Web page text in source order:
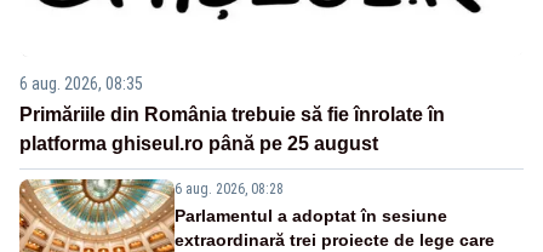
6 aug. 2026, 08:35
Primăriile din România trebuie să fie înrolate în
platforma ghiseul.ro până pe 25 august
6 aug. 2026, 08:28
Parlamentul a adoptat în sesiune
extraordinară trei proiecte de lege care